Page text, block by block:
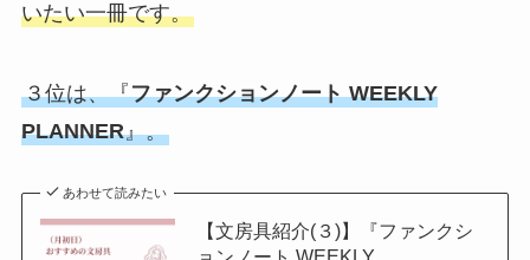
いたい一冊です。
３位は、『ファンクションノート WEEKLY
PLANNER』。
あわせて読みたい
【文房具紹介(３)】『ファンクシ